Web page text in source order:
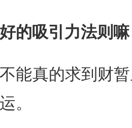
的吸引力法则
能真的求到财
。